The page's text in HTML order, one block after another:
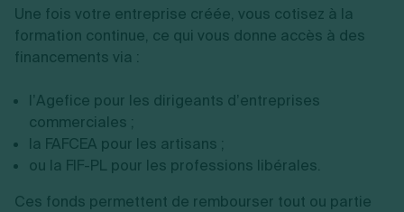
Une fois votre entreprise créée, vous cotisez à la
formation continue, ce qui vous donne accès à des
financements via :
l’Agefice pour les dirigeants d’entreprises
commerciales ;
la FAFCEA pour les artisans ;
ou la FIF-PL pour les professions libérales.
Ces fonds permettent de rembourser tout ou partie